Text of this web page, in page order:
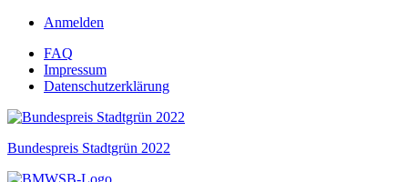
Zum
springen
Anmelden
FAQ
Impressum
Datenschutzerklärung
Bundespreis Stadtgrün 2022